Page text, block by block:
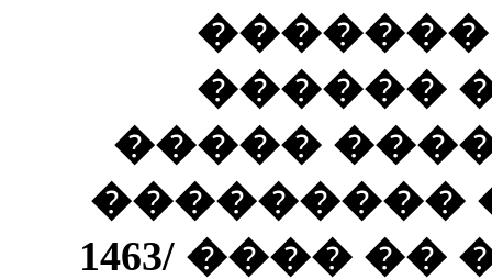
������
�����
���������
1463/ ����